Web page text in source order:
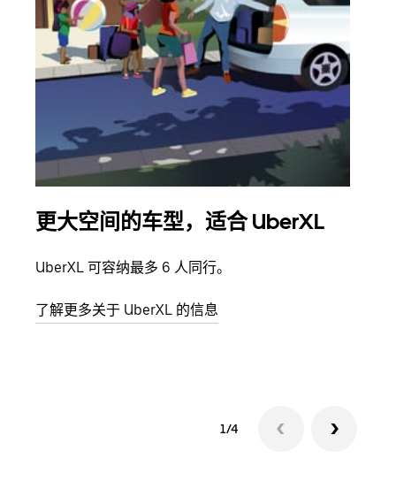
更大空间的车型，适合 UberXL
UberXL 可容纳最多 6 人同行。
了解更多关于 UberXL 的信息
1/4